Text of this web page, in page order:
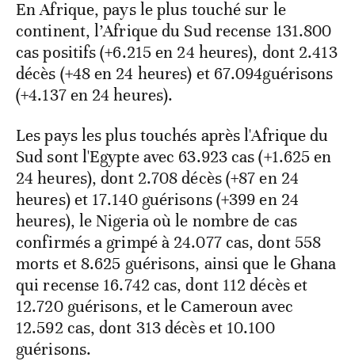
En Afrique, pays le plus touché sur le
continent, l’Afrique du Sud recense 131.800
cas positifs (+6.215 en 24 heures), dont 2.413
décès (+48 en 24 heures) et 67.094guérisons
(+4.137 en 24 heures).
Les pays les plus touchés après l'Afrique du
Sud sont l'Egypte avec 63.923 cas (+1.625 en
24 heures), dont 2.708 décès (+87 en 24
heures) et 17.140 guérisons (+399 en 24
heures), le Nigeria où le nombre de cas
confirmés a grimpé à 24.077 cas, dont 558
morts et 8.625 guérisons, ainsi que le Ghana
qui recense 16.742 cas, dont 112 décès et
12.720 guérisons, et le Cameroun avec
12.592 cas, dont 313 décès et 10.100
guérisons.